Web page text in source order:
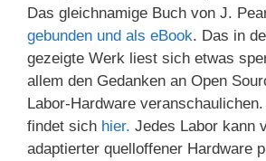
Das gleichnamige Buch von J.
gebunden und als eBook. Das in
gezeigte Werk liest sich etwas
allem den Gedanken an Open
Labor-Hardware
findet sich hier. Jedes Labor kann
adaptierter quelloffener Hardware